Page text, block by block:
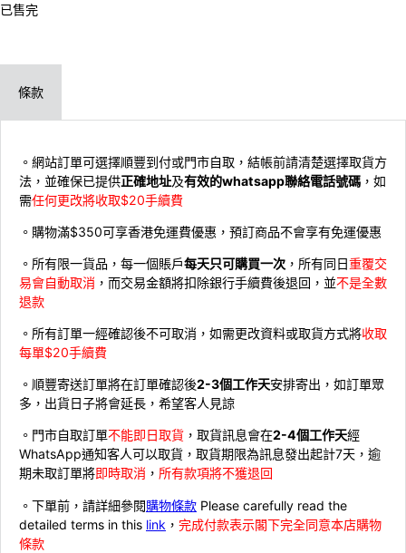
已售完
條款
。網站訂單可選擇順豐到付或門市自取，結帳前請清楚選擇取貨方
法，並確保已提供正確地址及有效的whatsapp聯絡電話號碼 ，如
需任何更改將收取$20手續費
。購物滿$350可享香港免運費優惠，預訂商品不會享有免運優惠
。所有限一貨品，每一個賬戶每天只可購買一次 ，所有同日重覆交
易會自動取消 ，而交易金額將扣除銀行手續費後退回，並不是全數
退款
。所有訂單一經確認後不可取消，如需更改資料或取貨方式將收取
每單$20手續費
。順豐寄送訂單將在訂單確認後2-3個工作天安排寄出，如訂單眾
多，出貨日子將會延長，希望客人見諒
。門市自取訂單不能即日取貨 ，取貨訊息會在2-4個工作天經
WhatsApp通知客人可以取貨，取貨期限為訊息發出起計7天，逾
期未取訂單將即時取消 ， 所有款項將不獲退回
。下單前，請詳細參閱購物條款 Please carefully read the
detailed terms in this link ， 完成付款表示閣下完全同意本店購物
條款